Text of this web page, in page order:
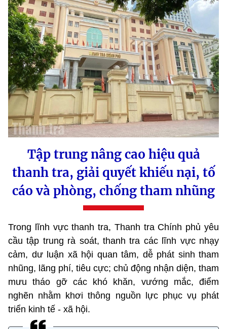
Tập trung nâng cao hiệu quả
thanh tra, giải quyết khiếu nại, tố
cáo và phòng, chống tham nhũng
Trong lĩnh vực thanh tra, Thanh tra Chính phủ yêu
cầu tập trung rà soát, thanh tra các lĩnh vực nhạy
cảm, dư luận xã hội quan tâm, dễ phát sinh tham
nhũng, lãng phí, tiêu cực; chủ động nhận diện, tham
mưu tháo gỡ các khó khăn, vướng mắc, điểm
nghẽn nhằm khơi thông nguồn lực phục vụ phát
triển kinh tế - xã hội.